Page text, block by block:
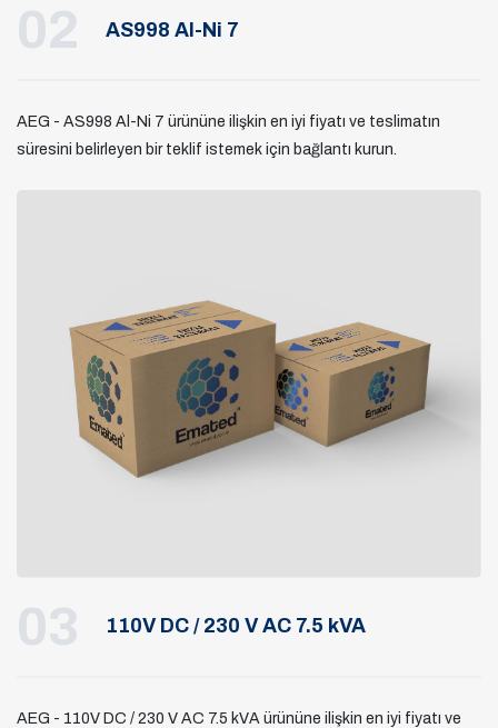
02 AS998 Al-Ni 7
AEG - AS998 Al-Ni 7 ürününe ilişkin en iyi fiyatı ve teslimatın
süresini belirleyen bir teklif istemek için bağlantı kurun.
03 110V DC / 230 V AC 7.5 kVA
AEG - 110V DC / 230 V AC 7.5 kVA ürününe ilişkin en iyi fiyatı ve